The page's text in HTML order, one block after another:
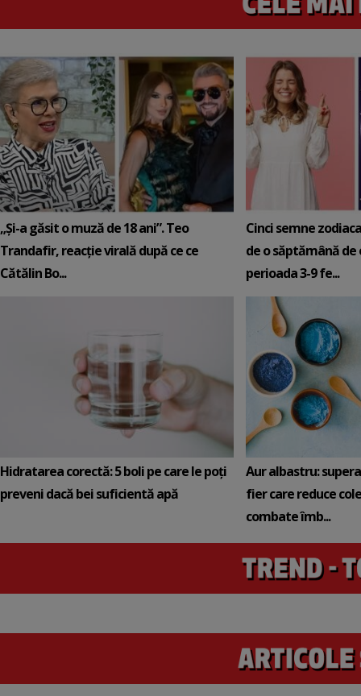
„Și-a găsit o muză de 18 ani”. Teo
Trandafir, reacție virală după ce ce
Cătălin Bo...
Cinci semne
de o săptămână de
perioada 3-9 fe...
Hidratarea corectă: 5 boli pe care le poți
preveni dacă bei suficientă apă
Aur albastru:
fier care reduce
combate îmb...